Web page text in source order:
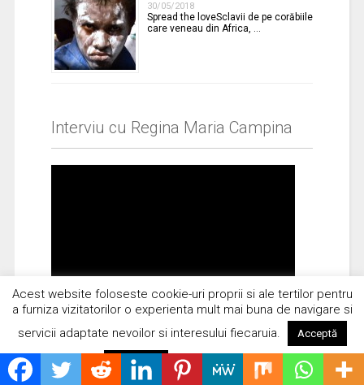
30/05/2018
Spread the loveSclavii de pe corăbiile
care veneau din Africa, …
Interviu cu Regina Maria Campina
Acest website foloseste cookie-uri proprii si ale tertilor pentru
a furniza vizitatorilor o experienta mult mai buna de navigare si
servicii adaptate nevoilor si interesului fiecaruia.
Acceptă
Respinge Citește mai mult